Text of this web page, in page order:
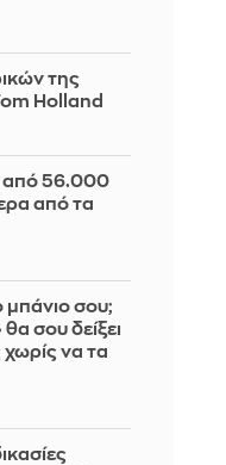
της
Holland
από 56.000
από τα
μπάνιο σου;
σου δείξει
χωρίς να τα